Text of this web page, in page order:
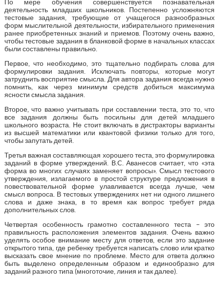
По мере обучения совершенствуется познавательная
деятельность младших школьников. Постепенно усложняются
тестовые задания, требующие от учащегося разнообразных
форм мыслительной деятельности, избирательного применения
ранее приобретенных знаний и приемов. Поэтому очень важно,
чтобы тестовые задания в бланковой форме в начальных классах
были составлены правильно.
Первое, что необходимо, это тщательно подбирать слова для
формулировки задания. Исключать повторы, которые могут
затруднить восприятие смысла. Для автора задания всегда нужно
помнить, как через минимум средств добиться максимума
ясности смысла задания.
Второе, что важно учитывать при составлении теста, это то, что
все задания должны быть посильны для детей младшего
школьного возраста. Не стоит включать в дистракторы варианты
из высшей математики или квантовой физики только для того,
чтобы запутать детей.
Третья важная составляющая хорошего теста, это формулировка
заданий в форме утверждений. B.C. Аванесов считает, что «эта
форма во многих случаях заменяет вопросы». Смысл тестового
утверждения, излагаемого в простой структуре предложения в
повествовательной форме улавливается всегда лучше, чем
смысл вопроса. В тестовых утверждениях нет ни одного лишнего
слова и даже знака, в то время как вопрос требует ряда
дополнительных слов.
Четвертая особенность грамотно составленного теста – это
правильность расположения элементов задания. Очень важно
уделять особое внимание месту для ответов, если это задание
открытого типа, где ребенку требуется написать слово или кратко
высказать свое мнение по проблеме. Место для ответа должно
быть выделено определенным образом и единообразно для
заданий разного типа (многоточие, линия и так далее).